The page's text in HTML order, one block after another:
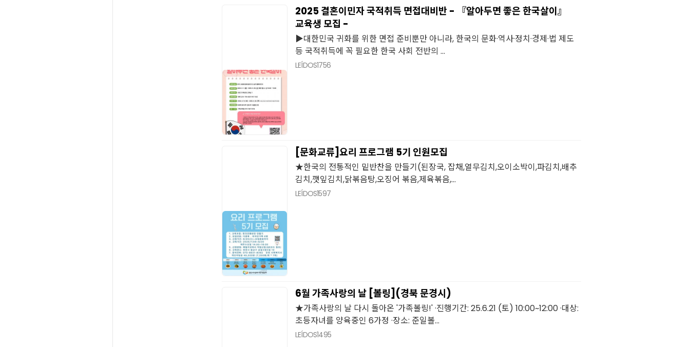
2025 결혼이민자 국적취득 면접대비반 - 『알아두면 좋은 한국살이』
교육생 모집 -
▶대한민국 귀화를 위한 면접 준비뿐만 아니라, 한국의 문화·역사·정치·경제·법 제도
등 국적취득에 꼭 필요한 한국 사회 전반의 ...
LEÍDOS1756
[문화교류]요리 프로그램 5기 인원모집
★한국의 전통적인 밑반찬을 만들기(된장국, 잡채,열무김치,오이소박이,파김치,배추
김치,깻잎김치,닭볶음탕,오징어 볶음,제육볶음,...
LEÍDOS1597
6월 가족사랑의 날 [볼링](경북 문경시)
★가족사랑의 날 다시 돌아온 '가족볼링!' ·진행기간: 25.6.21 (토) 10:00~12:00 ·대상:
초등자녀를 양육중인 6가정 ·장소: 준일볼...
LEÍDOS1495